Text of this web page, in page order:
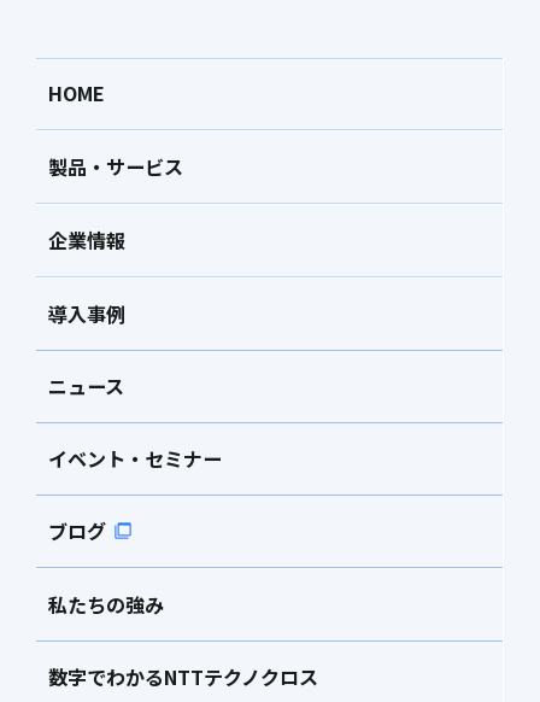
HOME
製品・サービス
企業情報
導入事例
ニュース
イベント・セミナー
ブログ
私たちの強み
数字でわかるNTTテクノクロス